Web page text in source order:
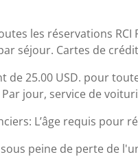
les réservations RCI
séjour. Cartes de
de 25.00 USD. pour
jour, service de
L’âge requis pour
peine de perte de